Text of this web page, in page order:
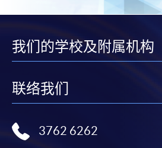
我们的学校及附属机构
联络我们
3762 6262